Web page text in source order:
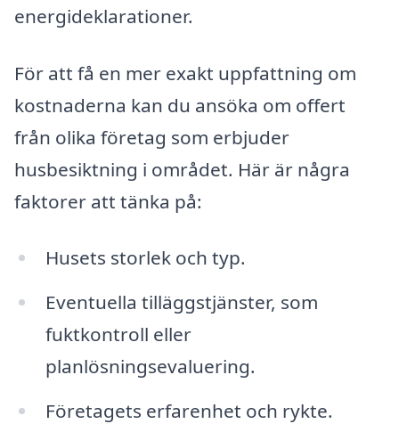
energideklarationer.
För att få en mer exakt uppfattning om
kostnaderna kan du ansöka om offert
från olika företag som erbjuder
husbesiktning i området. Här är några
faktorer att tänka på:
Husets storlek och typ.
Eventuella tilläggstjänster, som
fuktkontroll eller
planlösningsevaluering.
Företagets erfarenhet och rykte.